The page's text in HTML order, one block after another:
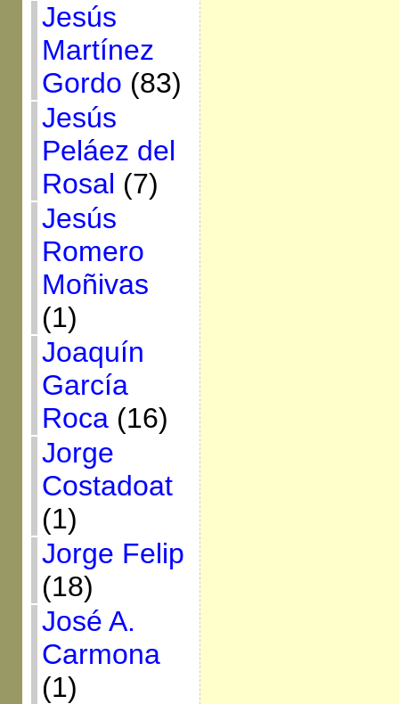
Jesús
Martínez
Gordo (83)
Jesús
Peláez del
Rosal (7)
Jesús
Romero
Moñivas
(1)
Joaquín
García
Roca(16)
Jorge
Costadoat
(1)
Jorge Felip
(18)
José A.
Carmona
(1)